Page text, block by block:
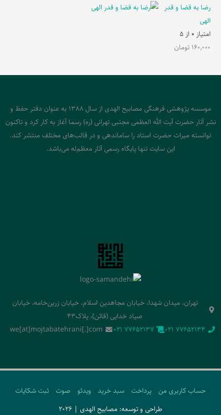
رضا به قضا و قدر
الهی
امتیاز 0 از 5
160,000 تومان
موسسه پژوهشی فرهنگی مصابیح الهدی از سال 1388 به عنوان دفتر حفظ و
نشر آثار حضرت آیت الله العظمی مجتبی تهرانی (ره) رسما آغاز به کار کرد و تاکنون
توانسته میراث حضرت استاد را ساماندهی و در قالب‌های مختلف منتشر کند.
این سایت تنها پایگاه رسمی آثار معظم‌له می‌باشد.
تهران، میدان شهدا، خیابان مجاهدین اسلام، خیابان زرین‌خامه، خیابان
صیاد خدایی (قائن)، پلاک43
‭021 77652134‬
‭021 77652137‬
we[at]mojtabatehrani[.]com
حساب کاربری من پرداخت سبد خرید ویدئو صوت
ثبت شکایات
طراحی و توسعه: مصابیح الهدی | 2026